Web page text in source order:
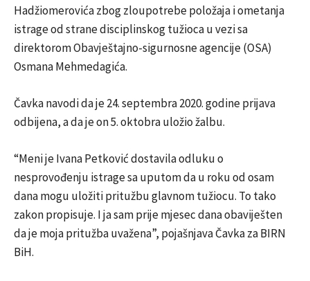
Hadžiomerovića zbog zloupotrebe položaja i ometanja
istrage od strane disciplinskog tužioca u vezi sa
direktorom Obavještajno-sigurnosne agencije (OSA)
Osmana Mehmedagića.
Čavka navodi da je 24. septembra 2020. godine prijava
odbijena, a da je on 5. oktobra uložio žalbu.
“Meni je Ivana Petković dostavila odluku o
nesprovođenju istrage sa uputom da u roku od osam
dana mogu uložiti pritužbu glavnom tužiocu. To tako
zakon propisuje. I ja sam prije mjesec dana obaviješten
da je moja pritužba uvažena”, pojašnjava Čavka za BIRN
BiH.